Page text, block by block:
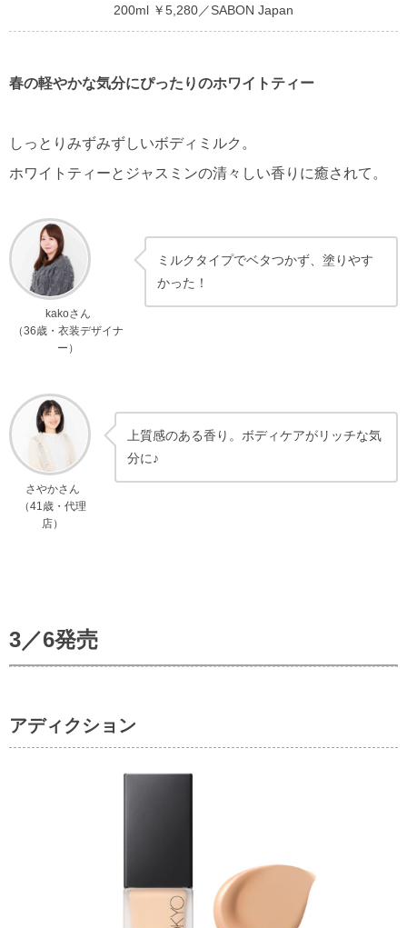
200ml ￥5,280／SABON Japan
春の軽やかな気分にぴったりのホワイトティー
しっとりみずみずしいボディミルク。
ホワイトティーとジャスミンの清々しい香りに癒されて。
kakoさん
（36歳・衣装デザイナ
ー）
ミルクタイプでベタつかず、塗りやす
かった！
さやかさん
（41歳・代理
店）
上質感のある香り。ボディケアがリッチな気
分に♪
3／6発売
アディクション